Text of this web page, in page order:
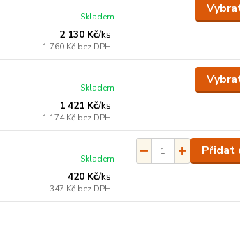
2 130 Kč/ks
1 760 Kč bez DPH
Skladem
1 421 Kč/ks
1 174 Kč bez DPH
Skladem
420 Kč/ks
347 Kč bez DPH
Skladem
Přidat